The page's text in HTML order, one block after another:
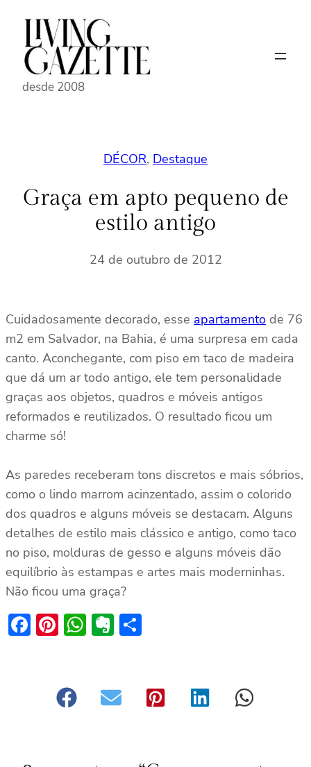
Pular
conteúdo
desde 2008
DÉCOR, Destaque
Graça em apto pequeno de
estilo antigo
24 de outubro de 2012
Cuidadosamente decorado, esse apartamento de 76
m2 em Salvador, na Bahia, é uma surpresa em cada
canto. Aconchegante, com piso em taco de madeira
que dá um ar todo antigo, ele tem personalidade
graças aos objetos, quadros e móveis antigos
reformados e reutilizados. O resultado ficou um
charme só!
As paredes receberam tons discretos e mais sóbrios,
como o lindo marrom acinzentado, assim o colorido
dos quadros e alguns móveis se destacam. Alguns
detalhes de estilo mais clássico e antigo, como taco
no piso, molduras de gesso e alguns móveis dão
equilíbrio às estampas e artes mais moderninhas.
Não ficou uma graça?
Facebook
Pinterest
WhatsApp
Evernote